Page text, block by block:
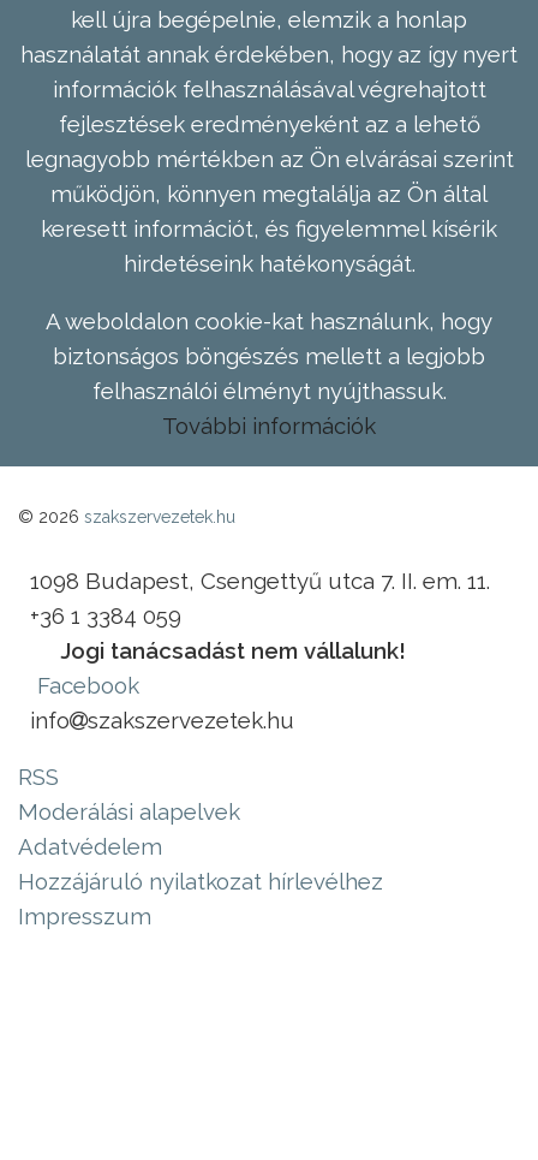
kell újra begépelnie, elemzik a honlap
használatát annak érdekében, hogy az így nyert
információk felhasználásával végrehajtott
fejlesztések eredményeként az a lehető
legnagyobb mértékben az Ön elvárásai szerint
működjön, könnyen megtalálja az Ön által
keresett információt, és figyelemmel kísérik
hirdetéseink hatékonyságát.
A weboldalon cookie-kat használunk, hogy
biztonságos böngészés mellett a legjobb
felhasználói élményt nyújthassuk.
További információk
© 2026 szakszervezetek.hu
1098 Budapest, Csengettyű utca 7. II. em. 11.
+36 1 3384 059
Jogi tanácsadást nem vállalunk!
Facebook
info
szakszervezetek.hu
RSS
Moderálási alapelvek
Adatvédelem
Hozzájáruló nyilatkozat hírlevélhez
Impresszum